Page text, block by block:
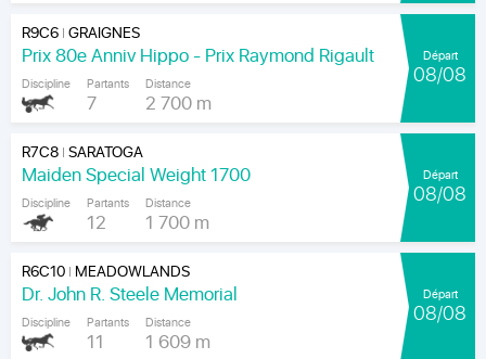
R9C6|GRAIGNES
Prix 80e Anniv Hippo - Prix Raymond Rigault
Discipline Partants
7
Distance
2 700 m
Départ
08/08
R7C8|SARATOGA
Maiden Special Weight 1700
Discipline Partants
12
Distance
1 700 m
Départ
08/08
R6C10| MEADOWLANDS
Dr. John R. Steele Memorial
Discipline Partants
11
Distance
1 609 m
Départ
08/08